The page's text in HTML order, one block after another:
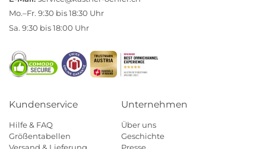
service@kastner-oehler.ch
Hilfe & FAQ
Größentabellen
Über uns
Geschichte